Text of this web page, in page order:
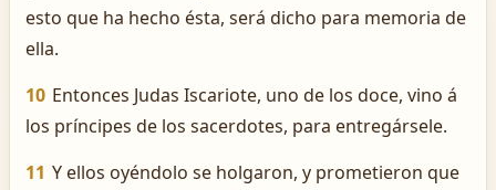
esto que ha hecho ésta, será dicho para memoria de
ella.
10 Entonces Judas Iscariote, uno de los doce, vino á
los príncipes de los sacerdotes, para entregársele.
11 Y ellos oyéndolo se holgaron, y prometieron que